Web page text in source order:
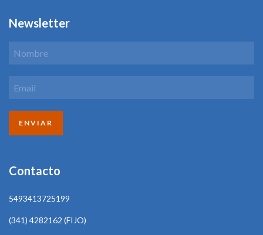
Newsletter
Contacto
5493413725199
(341) 4282162 (FIJO)